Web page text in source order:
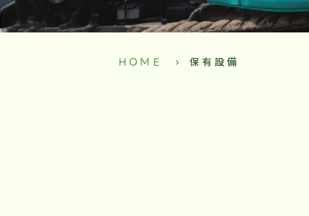
HOME 保有設備